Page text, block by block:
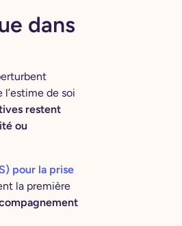
dans
de soi
restent
ou
pour la prise
la première